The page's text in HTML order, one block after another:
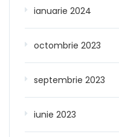
ianuarie 2024
octombrie 2023
septembrie 2023
iunie 2023